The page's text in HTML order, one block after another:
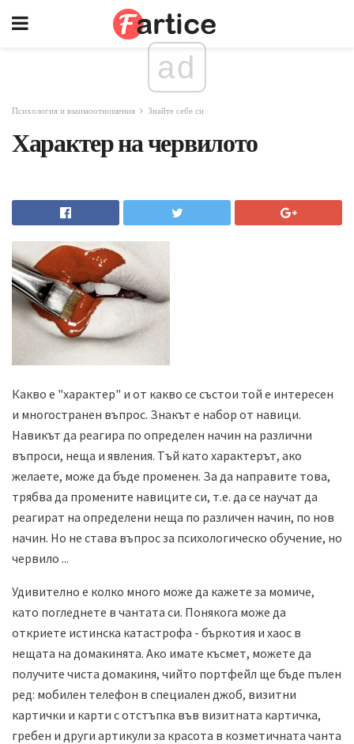
ad
Психология и взаимоотношения Знайте себе си
Характер на червилото
Какво е "характер" и от какво се състои той е интересен
и многостранен въпрос. Знакът е набор от навици.
Навикът да реагира по определен начин на различни
въпроси, неща и явления. Тъй като характерът, ако
желаете, може да бъде променен. За да направите това,
трябва да промените навиците си, т.е. да се научат да
реагират на определени неща по различен начин, по нов
начин. Но не става въпрос за психологическо обучение, но
червило ...
Удивително е колко много може да кажете за момиче,
като погледнете в чантата си. Понякога може да
откриете истинска катастрофа - бъркотия и хаос в
нещата на домакинята. Ако имате късмет, можете да
получите чиста домакиня, чийто портфейл ще бъде пълен
ред: мобилен телефон в специален джоб, визитни
картички и карти с отстъпка във визитната картичка,
гребен и други артикули за красота в козметичната чанта